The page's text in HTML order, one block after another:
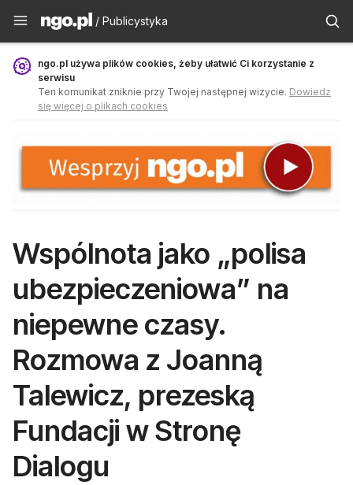
Publicystyka - ngo.pl
/ Publicystyka
ngo.pl używa plików cookies, żeby ułatwić Ci korzystanie z
serwisu
Ten komunikat zniknie przy Twojej następnej wizycie. Dowiedz
się więcej o plikach cookies
Wspólnota jako „polisa
ubezpieczeniowa” na
niepewne czasy.
Rozmowa z Joanną
Talewicz, prezeską
Fundacji w Stronę
Dialogu